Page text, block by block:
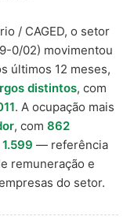
/ CAGED, o setor
0/02) movimentou
últimos 12 meses,
distintos, com
. A ocupação mais
, com 862
1.599 — referência
remuneração e
do setor.